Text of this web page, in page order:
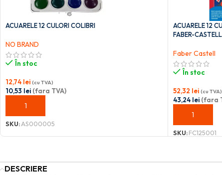
ACUARELE 12 CULORI COLIBRI
NO BRAND
În stoc
12,74 lei (cu TVA)
10,53 lei (fara TVA)
ADAUGĂ ÎN COȘ
SKU:AS000005
ACUARELE 12
FABER-CASTELL
Faber Castell
În stoc
52,32 lei (cu TVA)
43,24 lei(fara
ADAUGĂ ÎN
SKU:FC125001
DESCRIERE